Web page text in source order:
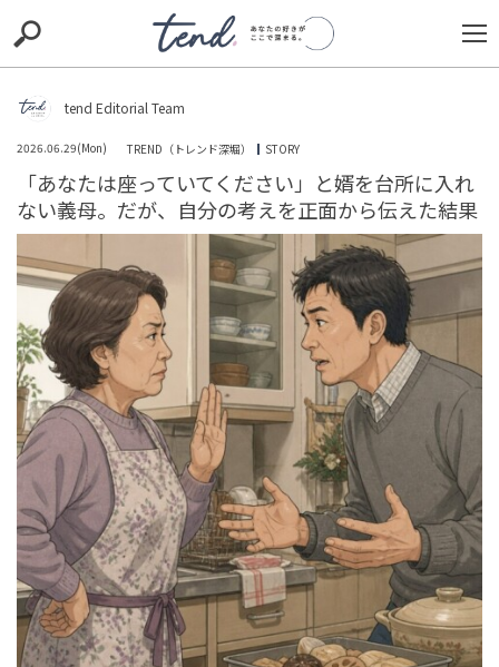
trill nordot RECOMMEND ARENA TOP
「うちは2万だから、お前も合わせろ」法事で甥の香典に
ケチをつけ続けた叔父。だが、母が一言で黙らせた瞬間
TREND（トレンド深堀）
STORY
tend Editorial Team
「式が無理なら、いっそ離婚しろ」援助もせず式を強要
した義祖母に、夫が二人の考えを毅然と通した末路
TREND（トレンド深堀）
STORY
tend Editorial Team
tend Editorial Team
2026.06.29(Mon) TREND（トレンド深堀） STORY
「あなたは座っていてください」と婿を台所に入れ
ない義母。だが、自分の考えを正面から伝えた結果